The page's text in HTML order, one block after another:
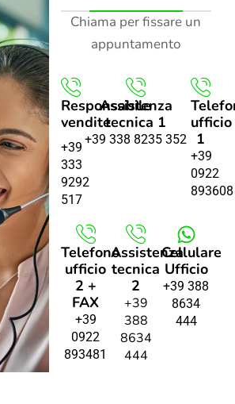
Chiama per fissare un
appuntamento
Responsabile
vendite
+39
333
9292
517
Assistenza
tecnica 1
+39 338 8235 352
ufficio
1
+39
0922
893608
Telefono
ufficio
2 +
FAX
+39
0922
893481
Assistenza
tecnica
2
+39
388
8634
444
Cellulare
Ufficio
+39 388
8634
444